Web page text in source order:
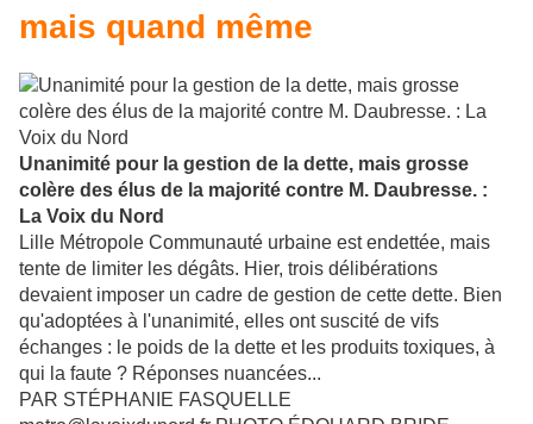
mais quand même
Unanimité pour la gestion de la dette, mais grosse
colère des élus de la majorité contre M. Daubresse. :
La Voix du Nord
Lille Métropole Communauté urbaine est endettée, mais
tente de limiter les dégâts. Hier, trois délibérations
devaient imposer un cadre de gestion de cette dette. Bien
qu'adoptées à l'unanimité, elles ont suscité de vifs
échanges : le poids de la dette et les produits toxiques, à
qui la faute ? Réponses nuancées...
PAR STÉPHANIE FASQUELLE